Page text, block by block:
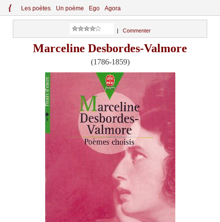
{ Les poètes Un poème Ego Agora
Commenter
Marceline Desbordes-Valmore
(1786-1859)